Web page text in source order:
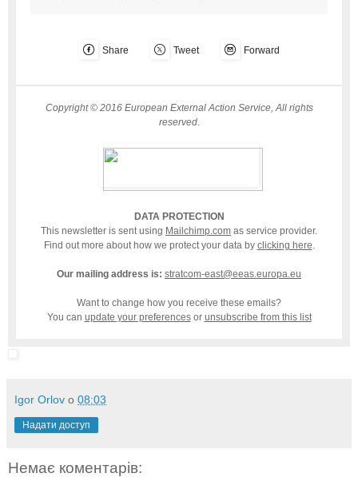
Share Tweet Forward
Copyright © 2016 European External Action Service, All rights
reserved.
DATA PROTECTION
This newsletter is sent using Mailchimp.com as service provider.
Find out more about how we protect your data by clicking here
Our mailing address is: stratcom-east@eeas.europa.eu
Want to change how you receive these emails?
You can update your preferencesor unsubscribe from this list
Igor Orlov о 08:03
Надати доступ
Немає коментарів: